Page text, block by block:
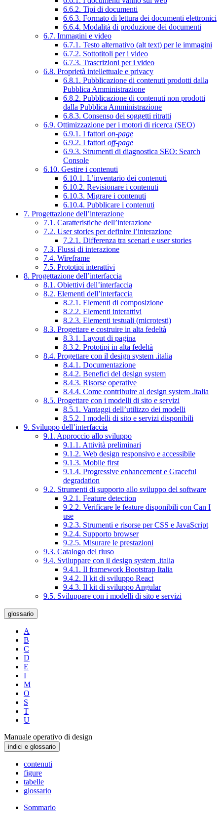
6.6.2. Tipi di documenti
6.6.3. Formato di lettura dei documenti elettronici
6.6.4. Modalità di produzione dei documenti
6.7. Immagini e video
6.7.1. Testo alternativo (alt text) per le immagini
6.7.2. Sottotitoli per i video
6.7.3. Trascrizioni per i video
6.8. Proprietà intellettuale e privacy
6.8.1. Pubblicazione di contenuti prodotti dalla
Pubblica Amministrazione
6.8.2. Pubblicazione di contenuti non prodotti
dalla Pubblica Amministrazione
6.8.3. Consenso dei soggetti ritratti
6.9. Ottimizzazione per i motori di ricerca (SEO)
6.9.1. I fattori on-page
6.9.2. I fattori off-page
6.9.3. Strumenti di diagnostica SEO: Search
Console
6.10. Gestire i contenuti
6.10.1. L’inventario dei contenuti
6.10.2. Revisionare i contenuti
6.10.3. Migrare i contenuti
6.10.4. Pubblicare i contenuti
7. Progettazione dell’interazione
7.1. Caratteristiche dell’interazione
7.2. User stories per definire l’interazione
7.2.1. Differenza tra scenari e user stories
7.3. Flussi di interazione
7.4. Wireframe
7.5. Prototipi interattivi
8. Progettazione dell’interfaccia
8.1. Obiettivi dell’interfaccia
8.2. Elementi dell’interfaccia
8.2.1. Elementi di composizione
8.2.2. Elementi interattivi
8.2.3. Elementi testuali (microtesti)
8.3. Progettare e costruire in alta fedeltà
8.3.1. Layout di pagina
8.3.2. Prototipi in alta fedeltà
8.4. Progettare con il design system .italia
8.4.1. Documentazione
8.4.2. Benefici del design system
8.4.3. Risorse operative
8.4.4. Come contribuire al design system .italia
8.5. Progettare con i modelli di sito e servizi
8.5.1. Vantaggi dell’utilizzo dei modelli
8.5.2. I modelli di sito e servizi disponibili
9. Sviluppo dell’interfaccia
9.1. Approccio allo sviluppo
9.1.1. Attività preliminari
9.1.2. Web design responsivo e accessibile
9.1.3. Mobile first
9.1.4. Progressive enhancement e Graceful
degradation
9.2. Strumenti di supporto allo sviluppo del software
9.2.1. Feature detection
9.2.2. Verificare le feature disponibili con Can I
use
9.2.3. Strumenti e risorse per CSS e JavaScript
9.2.4. Supporto browser
9.2.5. Misurare le prestazioni
9.3. Catalogo del riuso
9.4. Sviluppare con il design system .italia
9.4.1. Il framework Bootstrap Italia
9.4.2. Il kit di sviluppo React
9.4.3. Il kit di sviluppo Angular
9.5. Sviluppare con i modelli di sito e servizi
glossario
A
B
C
D
E
I
M
O
S
T
U
Manuale operativo di design
indici e glossario
contenuti
figure
tabelle
glossario
Sommario